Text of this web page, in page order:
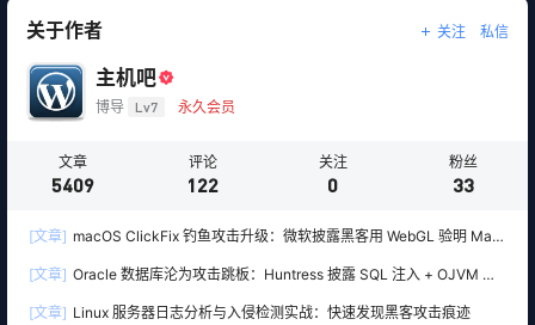
关于作者 关注 私信
主机吧
博导 Lv7 永久会员
文章
5409
评论
122
关注
0
粉丝
33
[文章] macOS ClickFix 钓鱼攻击升级：微软披露黑客用 WebGL 验明 Mac
[文章] Oracle 数据库沦为攻击跳板：Huntress 披露 SQL 注入 + OJVM 入
[文章] Linux 服务器日志分析与入侵检测实战：快速发现黑客攻击痕迹